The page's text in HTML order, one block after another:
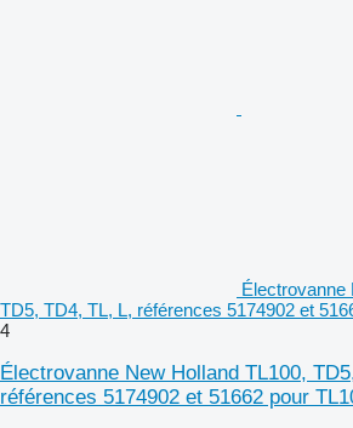
Électrovanne
TD5, TD4, TL, L, références 5174902 et
4
Électrovanne New Holland TL100,
références 5174902 et 51662 pour